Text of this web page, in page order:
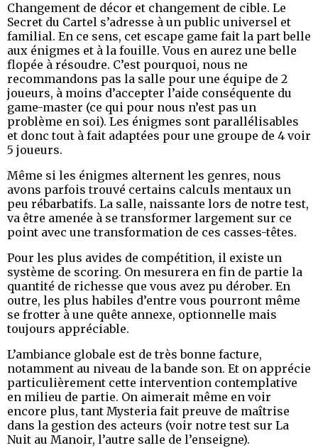
Changement de décor et changement de cible. Le
Secret du Cartel s’adresse à un public universel et
familial. En ce sens, cet escape game fait la part belle
aux énigmes et à la fouille. Vous en aurez une belle
flopée à résoudre. C’est pourquoi, nous ne
recommandons pas la salle pour une équipe de 2
joueurs, à moins d’accepter l’aide conséquente du
game-master (ce qui pour nous n’est pas un
problème en soi). Les énigmes sont parallélisables
et donc tout à fait adaptées pour une groupe de 4 voir
5 joueurs.
Même si les énigmes alternent les genres, nous
avons parfois trouvé certains calculs mentaux un
peu rébarbatifs. La salle, naissante lors de notre test,
va être amenée à se transformer largement sur ce
point avec une transformation de ces casses-têtes.
Pour les plus avides de compétition, il existe un
système de scoring. On mesurera en fin de partie la
quantité de richesse que vous avez pu dérober. En
outre, les plus habiles d’entre vous pourront même
se frotter à une quête annexe, optionnelle mais
toujours appréciable.
L’ambiance globale est de très bonne facture,
notamment au niveau de la bande son. Et on apprécie
particulièrement cette intervention contemplative
en milieu de partie. On aimerait même en voir
encore plus, tant Mysteria fait preuve de maîtrise
dans la gestion des acteurs (voir notre test sur La
Nuit au Manoir, l’autre salle de l’enseigne).